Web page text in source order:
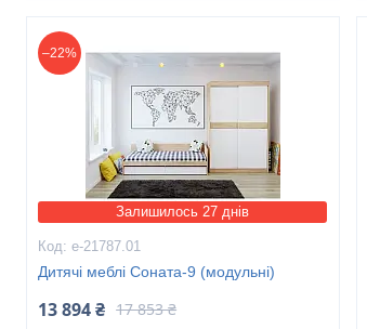
–22%
Залишилось 27 днів
е-21787.01
Дитячі меблі Соната-9 (модульні)
13 894 ₴ 17 853 ₴